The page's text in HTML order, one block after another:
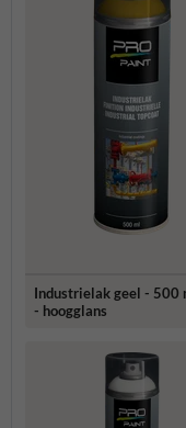
Industrielak geel - 500
- hoogglans